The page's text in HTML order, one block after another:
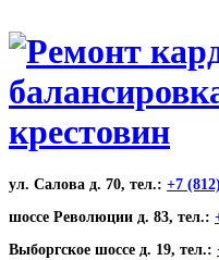
ул. Салова д. 70, тел.: +7
шоссе Революции д. 83, тел.:
Выборгское шоссе д. 19, тел.: